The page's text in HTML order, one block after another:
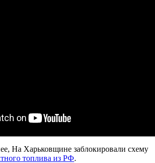
На Харьковщине заблокировали схему
топлива из РФ.